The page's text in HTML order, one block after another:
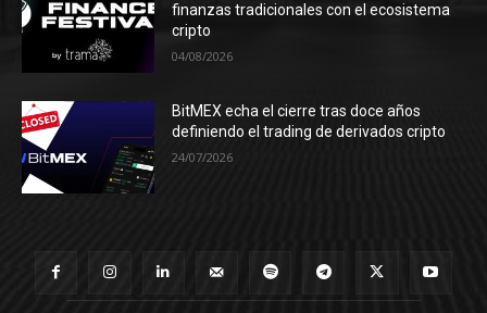
finanzas tradicionales con el ecosistema
cripto
04/08/2026
BitMEX echa el cierre tras doce años
definiendo el trading de derivados cripto
24/07/2026